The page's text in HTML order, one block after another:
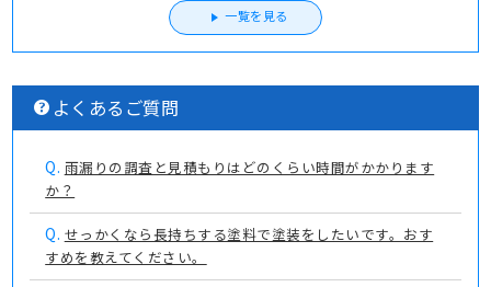
一覧を見る
よくあるご質問
Q. 雨漏りの調査と見積もりはどのくらい時間がかかります
か？
Q. せっかくなら長持ちする塗料で塗装をしたいです。おす
すめを教えてください。